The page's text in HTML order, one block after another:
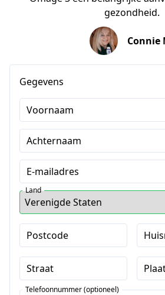
gezondheid.
Connie
Gegevens
Voornaam
Achternaam
E-mailadres
Land
Postcode
Straat
Telefoonnummer (optioneel)